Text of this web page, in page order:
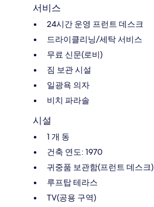
서비스
24시간 운영 프런트 데스크
드라이클리닝/세탁 서비스
무료 신문(로비)
짐 보관 시설
일광욕 의자
비치 파라솔
시설
1 개 동
건축 연도: 1970
귀중품 보관함(프런트 데스크)
루프탑 테라스
TV(공용 구역)